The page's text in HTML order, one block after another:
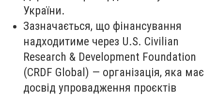
України.
Зазначається, що фінансування
надходитиме через U.S. Civilian
Research & Development Foundation
(CRDF Global) — організація, яка має
досвід упровадження проєктів